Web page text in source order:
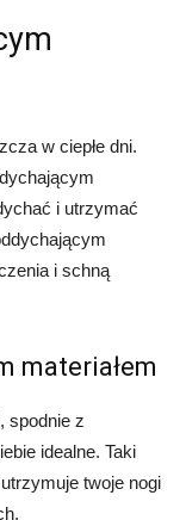
w ciepłe dni.
i utrzymać
i schną
materiałem
spodnie z
idealne. Taki
twoje nogi